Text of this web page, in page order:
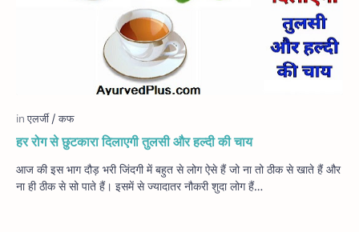
हर रोग से छुटकारा दिलाएगी तुलसी और हल्दी की चाय
आज की इस भाग दौड़ भरी जिंदगी में बहुत से लोग ऐसे हैं जो ना तो ठीक से खाते हैं और
ना ही ठीक से सो पाते हैं। इसमें से ज्यादातर नौकरी शुदा लोग हैं…